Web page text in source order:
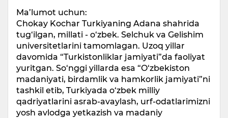
Ma’lumot uchun:
Chokay Kochar Turkiyaning Adana shahrida
tug‘ilgan, millati - o‘zbek. Selchuk va Gelishim
universitetlarini tamomlagan. Uzoq yillar
davomida “Turkistonliklar jamiyati”da faoliyat
yuritgan. So‘nggi yillarda esa “O‘zbekiston
madaniyati, birdamlik va hamkorlik jamiyati”ni
tashkil etib, Turkiyada o‘zbek milliy
qadriyatlarini asrab-avaylash, urf-odatlarimizni
yosh avlodga yetkazish va madaniy